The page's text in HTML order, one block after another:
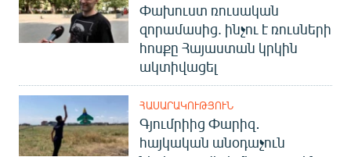
Փախուստ ռուսական
զորամասից. ինչու է ռուսների
հոսքը Հայաստան կրկին
ակտիվացել
ՀԱՍԱՐԱԿՈՒԹՅՈՒՆ
Գյումրիից Փարիզ․
հայկական անօդաչուն